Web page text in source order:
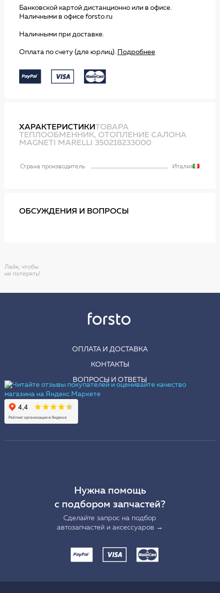
Банковской картой дистанционно или в офисе.
Наличными в офисе forsto.ru
Наличными при доставке.
Оплата по счету (для юрлиц). Подробнее
ХАРАКТЕРИСТИКИТОВАРА
ТЕПЛООБМЕННИК, ОТОПЛЕНИЕ САЛОНА
MAGNETI MARELLI 350218233000
Страна производитель Италия
ОБСУЖДЕНИЯ И ВОПРОСЫ
Лайк, чтобы
не потерять!
ОПЛАТА И ДОСТАВКА
КОНТАКТЫ
ВОПРОСЫ И ОТВЕТЫ
Нужна помощь
с подбором запчастей?
Сделайте запрос на подбор
автозапчастей и аксессуаров →